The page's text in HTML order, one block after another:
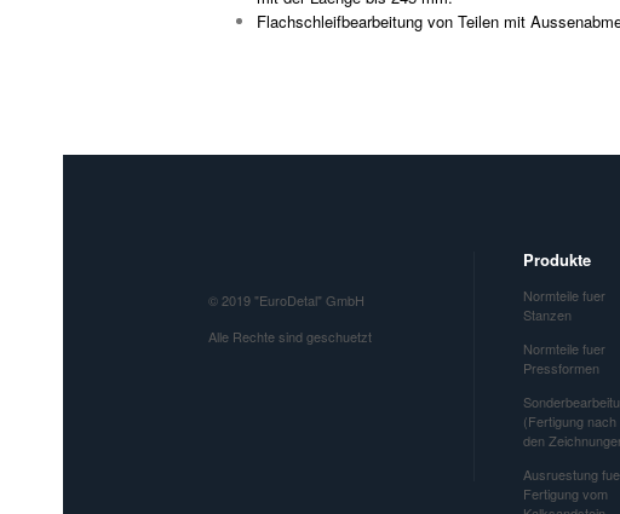
Flachschleifbearbeitung von Teilen mit
© 2019 "EuroDetal" GmbH
Alle Rechte sind geschuetzt
Produkte
Normteile fuer
Stanzen
Normteile fuer
Pressformen
(Fertigung nach
den
Ausruestung
Fertigung vom